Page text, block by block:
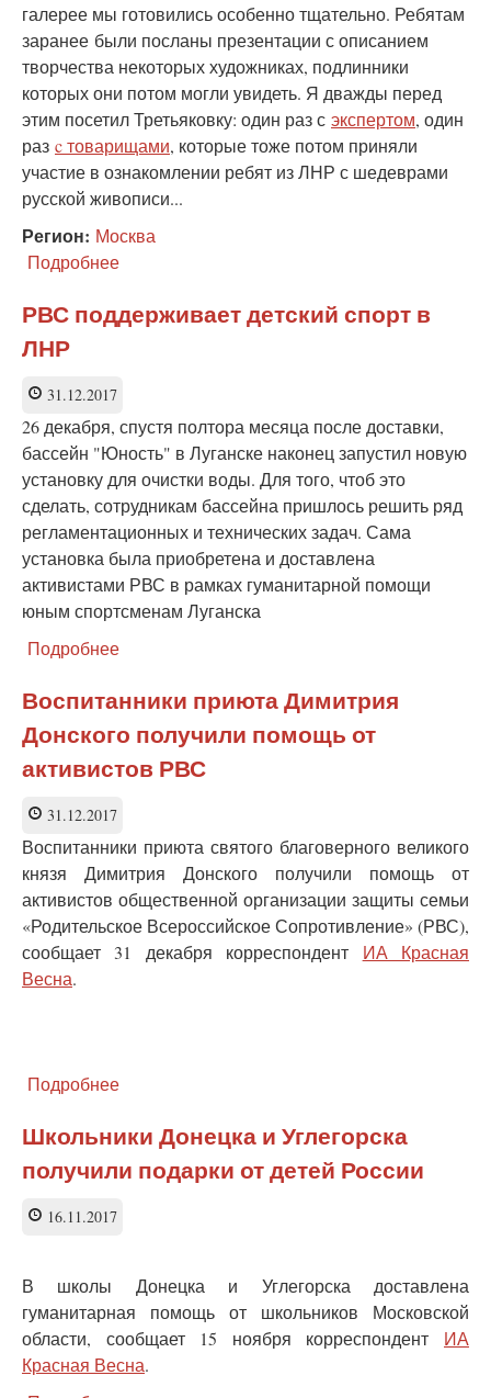
галерее мы готовились особенно тщательно. Ребятам
заранее были посланы презентации с описанием
творчества некоторых художниках, подлинники
которых они потом могли увидеть. Я дважды перед
этим посетил Третьяковку: один раз с экспертом, один
раз c товарищами, которые тоже потом приняли
участие в ознакомлении ребят из ЛНР с шедеврами
русской живописи...
Регион: Москва
Подробнее
детей
из
РВС поддерживает детский спорт в
ЛНР
31.12.2017
26 декабря, спустя полтора месяца после доставки,
бассейн "Юность" в Луганске наконец запустил новую
установку для очистки воды. Для того, чтоб это
сделать, сотрудникам бассейна пришлось решить ряд
регламентационных и технических задач. Сама
установка была приобретена и доставлена
активистами РВС в рамках гуманитарной помощи
юным спортсменам Луганска
Подробнее
поддерживает
детский
спорт
ЛНР
Воспитанники приюта Димитрия
Донского получили помощь от
активистов РВС
31.12.2017
Воспитанники приюта святого благоверного великого
князя Димитрия Донского получили помощь от
активистов общественной организации защиты семьи
«Родительское Всероссийское Сопротивление» (РВС),
сообщает 31 декабря корреспондент ИА Красная
Весна.
Подробнее
приюта
Димитрия
Донского
РВС
Школьники Донецка и Углегорска
получили подарки от детей России
16.11.2017
В школы Донецка и Углегорска доставлена
гуманитарная помощь от школьников Московской
области, сообщает 15 ноября корреспондент ИА
Красная Весна.